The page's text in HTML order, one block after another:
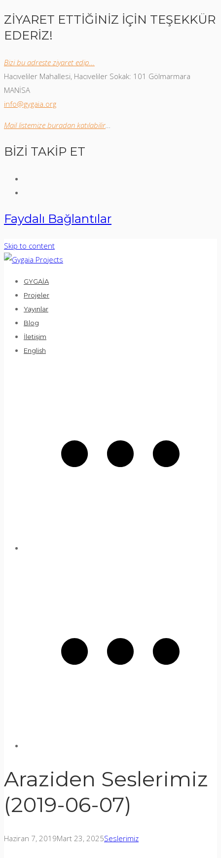
ZİYARET ETTİĞİNİZ İÇİN TEŞEKKÜR
EDERİZ!
Bizi bu adreste ziyaret edip…
Hacıveliler Mahallesi, Hacıveliler Sokak: 101 Gölmarmara
MANİSA
info@gygaia.org
Mail listemize buradan katılabilir…
BİZİ TAKİP ET
Faydalı Bağlantılar
Skip to content
GYGAİA
Projeler
Yayınlar
Blog
İletişim
English
Araziden Seslerimiz
(2019-06-07)
Haziran 7, 2019Mart 23, 2025Seslerimiz